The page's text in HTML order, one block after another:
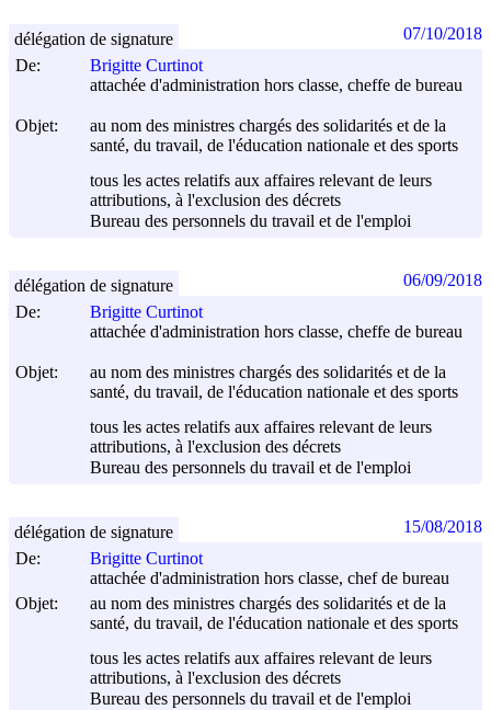
De:
Brigitte Curtinot
attachée d'administration hors classe, cheffe de bureau
Objet:
au nom des ministres chargés des solidarités et de la
santé, du travail, de l'éducation nationale et des sports
tous les actes relatifs aux affaires relevant de leurs
attributions, à l'exclusion des décrets
Bureau des personnels du travail et de l'emploi
délégation de signature 07/10/2018
De:
Brigitte Curtinot
attachée d'administration hors classe, cheffe de bureau
Objet:
au nom des ministres chargés des solidarités et de la
santé, du travail, de l'éducation nationale et des sports
tous les actes relatifs aux affaires relevant de leurs
attributions, à l'exclusion des décrets
Bureau des personnels du travail et de l'emploi
délégation de signature 06/09/2018
De:
Brigitte Curtinot
attachée d'administration hors classe, chef de bureau
Objet:
au nom des ministres chargés des solidarités et de la
santé, du travail, de l'éducation nationale et des sports
tous les actes relatifs aux affaires relevant de leurs
attributions, à l'exclusion des décrets
Bureau des personnels du travail et de l'emploi
délégation de signature 15/08/2018